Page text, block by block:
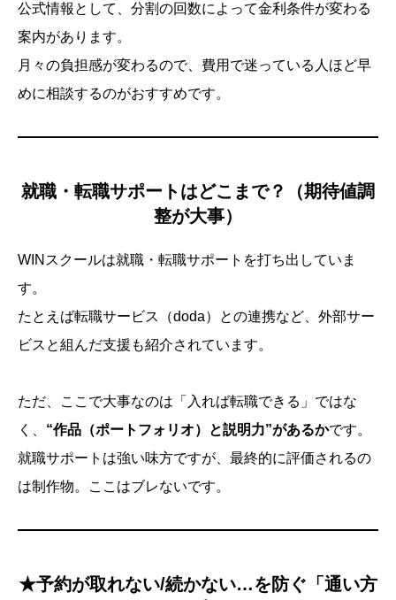
公式情報として、分割の回数によって金利条件が変わる
案内があります。
月々の負担感が変わるので、費用で迷っている人ほど早
めに相談するのがおすすめです。
就職・転職サポートはどこまで？（期待値調
整が大事）
WINスクールは就職・転職サポートを打ち出していま
す。
たとえば転職サービス（doda）との連携など、外部サー
ビスと組んだ支援も紹介されています。
ただ、ここで大事なのは「入れば転職できる」ではな
く、 “作品（ポートフォリオ）と説明力”があるかです。
就職サポートは強い味方ですが、最終的に評価されるの
は制作物。ここはブレないです。
★予約が取れない/続かない…を防ぐ「通い方